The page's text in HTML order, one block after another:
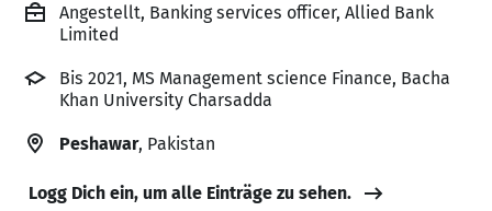
Angestellt, Banking services officer, Allied Bank
Limited
Bis 2021, MS Management science Finance, Bacha
Khan University Charsadda
Peshawar, Pakistan
Logg Dich ein, um alle Einträge zu sehen.